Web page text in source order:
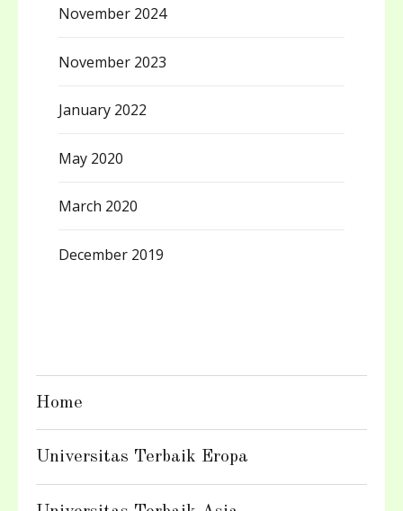
November 2024
November 2023
January 2022
May 2020
March 2020
December 2019
Home
Universitas Terbaik Eropa